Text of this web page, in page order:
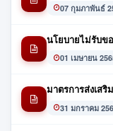
07 กุมภาพันธ์
นโยบายไม่รับข
01 เมษายน
มาตรการส่งเส
31 มกราคม